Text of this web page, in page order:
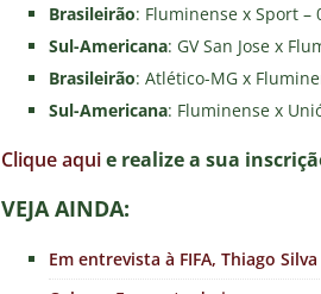
Brasileirão: Fluminense x Sport –
Sul-Americana: GV San Jose x
Brasileirão: Atlético-MG x
Sul-Americana: Fluminense x
Clique aquie realize a sua
VEJA AINDA:
Em entrevista à FIFA, Thiago